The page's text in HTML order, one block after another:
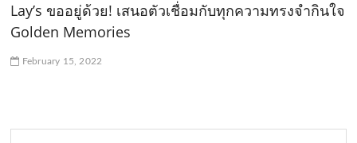
o
m
c
Lay’s ขออยู่ด้วย! เสนอตัวเชื่อมกับทุกความทรงจำกินใจ
Golden Memories
February 15, 2022